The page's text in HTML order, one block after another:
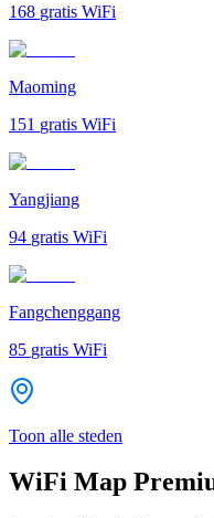
168 gratis WiFi
Maoming
151 gratis WiFi
Yangjiang
94 gratis WiFi
Fangchenggang
85 gratis WiFi
Toon alle steden
WiFi Map